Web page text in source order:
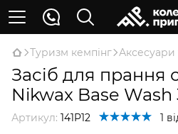
Туризм кемпінг Аксесуари
Засіб для прання
Nikwax Base
Артикул: 141P12 1